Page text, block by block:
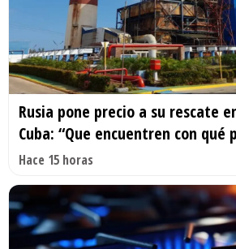
Rusia pone precio a su rescate
Cuba: “Que encuentren con qué
Hace 15 horas